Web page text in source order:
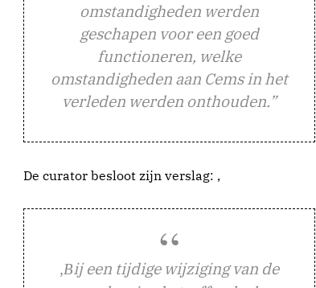
omstandigheden werden
geschapen voor een goed
functioneren, welke
omstandigheden aan Cems in het
verleden werden onthouden.”
De curator besloot zijn verslag: ,
,Bij een tijdige wijziging van de